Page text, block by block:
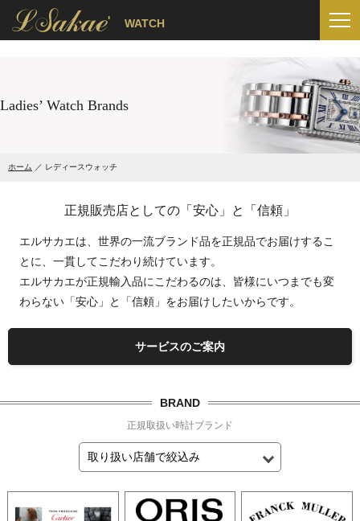
' WATCH
Ladies’ Watch Brands
ホーム レディースウォッチ
正規販売店としての「安心」と「信頼」
エルサカエは、世界の一流ブランド品を正規品でお届けするこ
とに、一貫してこだわり続けています。
エルサカエが正規輸入品にこだわるのは、皆様にいつまでも変
わらない「安心」と「信頼」をお届けしたいからです。
サービスのご案内
BRAND
正規取扱い時計ブランド